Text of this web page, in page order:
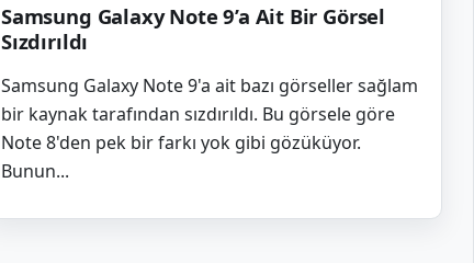
Samsung Galaxy Note 9’a Ait Bir Görsel
Sızdırıldı
Samsung Galaxy Note 9'a ait bazı görseller sağlam
bir kaynak tarafından sızdırıldı. Bu görsele göre
Note 8'den pek bir farkı yok gibi gözüküyor.
Bunun...